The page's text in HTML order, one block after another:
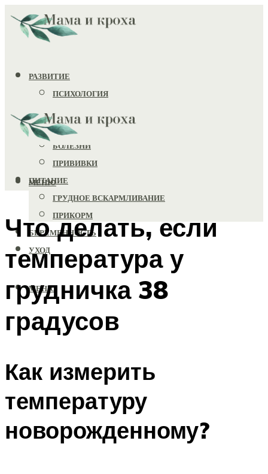
РАЗВИТИЕ
ПСИХОЛОГИЯ
ИГРУШКИ
ЗДОРОВЬЕ
БОЛЕЗНИ
ПРИВИВКИ
ПИТАНИЕ
ГРУДНОЕ ВСКАРМЛИВАНИЕ
ПРИКОРМ
БЕРЕМЕННОСТЬ
УХОД
МЕНЮ
МЕНЮ
Что делать, если
температура у
грудничка 38
градусов
Как измерить
температуру
новорожденному?